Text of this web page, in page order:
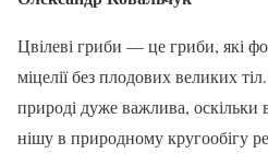
Цвілеві гриби — це гриби, які
міцелії без плодових великих
природі дуже важлива,
нішу в природному кругообігу